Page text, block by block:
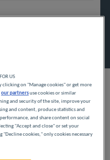
IN
LAGE
US
clicking on "Manage cookies" or get more
our partnersuse cookies or similar
and security of the site, improve your
and content, produce statistics and
and share content on social
"Accept and close" or set your
"Decline cookies," only cookies necessary